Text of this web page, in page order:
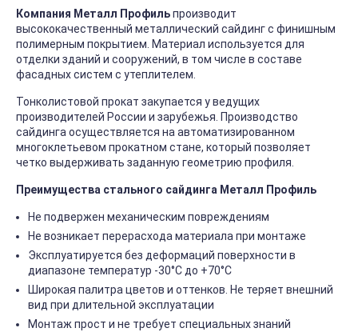
Компания Металл Профильпроизводит
высококачественный металлический сайдинг с финишным
полимерным покрытием. Материал используется для
отделки зданий и сооружений, в том числе в составе
фасадных систем с утеплителем.
Тонколистовой прокат закупается у ведущих
производителей России и зарубежья. Производство
сайдинга осуществляется на автоматизированном
многоклетьевом прокатном стане, который позволяет
четко выдерживать заданную геометрию профиля.
Преимущества стального сайдинга Металл Профиль
Не подвержен механическим повреждениям
Не возникает перерасхода материала при монтаже
Эксплуатируется без деформаций поверхности в
диапазоне температур -30°C до +70°C
Широкая палитра цветов и оттенков. Не теряет внешний
вид при длительной эксплуатации
Монтаж прост и не требует специальных знаний